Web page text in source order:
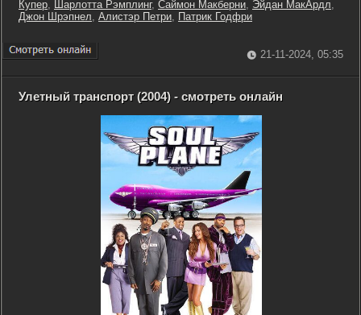
Купер, Шарлотта Рэмплинг, Саймон Макберни, Эйдан МакАрдл,
Джон Шрэпнел, Алистэр Петри, Патрик Годфри
21-11-2024, 05:35
Улетный транспорт (2004) - смотреть онлайн